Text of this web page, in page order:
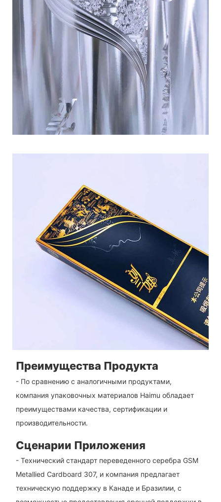
Преимущества Продукта
- По сравнению с аналогичными продуктами,
компания упаковочных материалов Haimu обладает
преимуществами качества, сертификации и
производительности.
Сценарии Приложения
- Технический стандарт переведенного серебра GSM
Metallied Cardboard 307, и компания предлагает
техническую поддержку в Канаде и Бразилии, с